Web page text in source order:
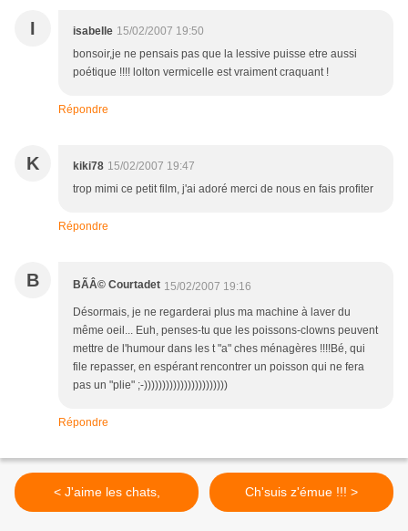
I isabelle 15/02/2007 19:50
bonsoir,je ne pensais pas que la lessive puisse etre aussi
poétique !!!! lolton vermicelle est vraiment craquant !
Répondre
K kiki78 15/02/2007 19:47
trop mimi ce petit film, j'ai adoré merci de nous en fais profiter
Répondre
B BÃÂ© Courtadet 15/02/2007 19:16
Désormais, je ne regarderai plus ma machine à laver du
même oeil... Euh, penses-tu que les poissons-clowns peuvent
mettre de l'humour dans les t "a" ches ménagères !!!!Bé, qui
file repasser, en espérant rencontrer un poisson qui ne fera
pas un "plie" ;-)))))))))))))))))))))))
Répondre
< J'aime les chats, Ch'suis z'émue !!! >